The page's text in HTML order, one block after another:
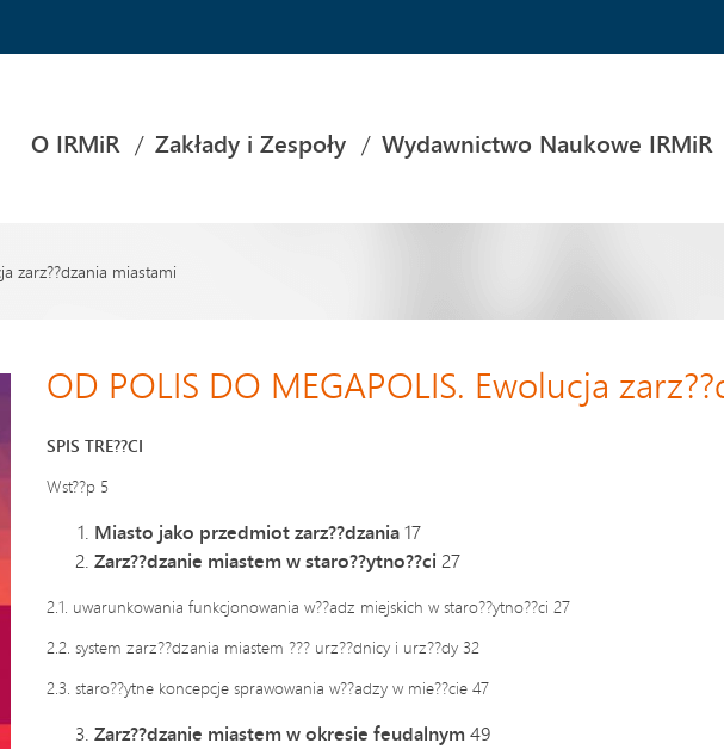
O IRMiR Zakłady i Zespoły Wydawnictwo Naukowe IRMiR
zarz??dzania miastami
OD POLIS DO MEGAPOLIS. Ewolucja
SPIS TRE??CI
Wst??p 5
Miasto jako przedmiot zarz??dzania17
Zarz??dzanie miastem w staro??ytno??ci 27
2.1. uwarunkowania funkcjonowania w??adz miejskich w staro??ytno??ci 27
2.2. system zarz??dzania miastem ??? urz??dnicy i urz??dy 32
2.3. staro??ytne koncepcje sprawowania w??adzy w mie??cie 47
Zarz??dzanie miastem w okresie feudalnym49